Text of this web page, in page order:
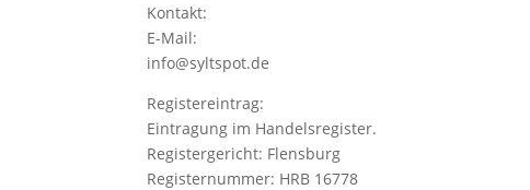
Kontakt:
E-Mail:
info@syltspot.de
Registereintrag:
Eintragung im Handelsregister.
Registergericht: Flensburg
Registernummer: HRB 16778